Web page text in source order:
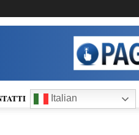
Italian